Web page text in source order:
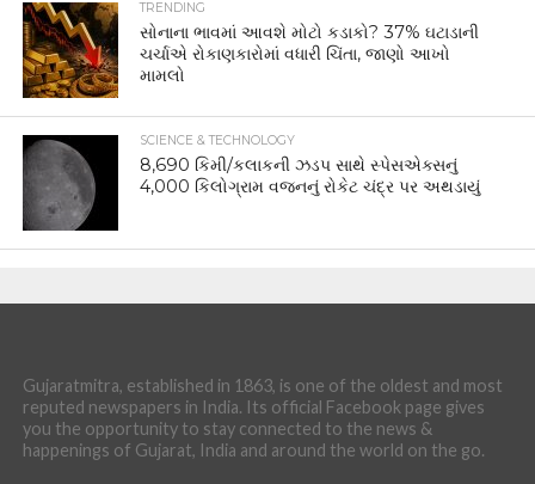
Gujaratmitra, established in 1863, is one of the oldest and most
reputed newspapers in India. Its official Facebook page gives
you the opportunity to stay connected to the news &
happenings of Gujarat, India and around the world on the go.
LATEST NEWS
મોહન ભાગવત: જેન-ઝી આપણી પેઢી કરતાં વધુ પ્રામાણિક, આપણે તેમનો
દ્રષ્ટિકોણ સમજવો જોઈએ
સરકારે કહ્યું- ઉડ્ડયન ઇંધણમાં ઇથેનોલ ભેળવવાની કોઈ યોજના નથી, કેજરીવાલે
કહ્યું હતું કે..